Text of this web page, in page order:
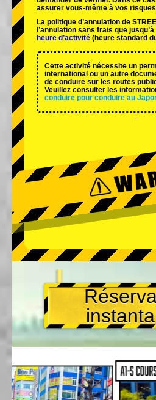
assurer vous-même à vos
La politique d’annulation de
l’annulation sans frais que jusqu’à
heure d’activité (heure standard
Cette activité nécessite un
international ou un autre
de conduire sur les routes
Veuillez consulter les
conduire pour conduire au